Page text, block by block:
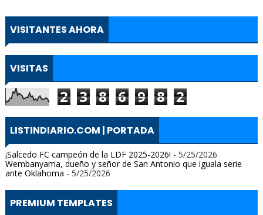
VISITANTES AHORA
VISITAS
2 3 8 6 9 8 2
LISTINDIARIO.COM | PORTADA
¡Salcedo FC campeón de la LDF 2025-2026! - 5/25/2026
Wembanyama, dueño y señor de San Antonio que iguala serie
ante Oklahoma - 5/25/2026
PREMIUM TEMPLATES